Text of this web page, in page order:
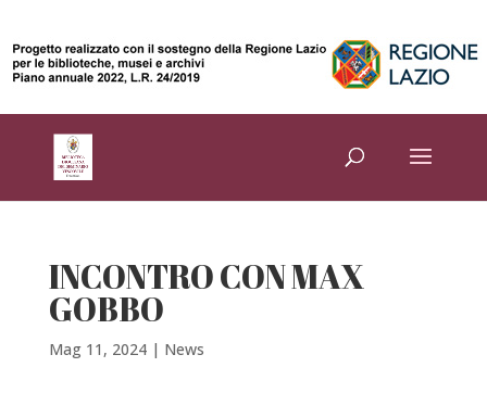
INCONTRO CON MAX
GOBBO
Mag 11, 2024| News